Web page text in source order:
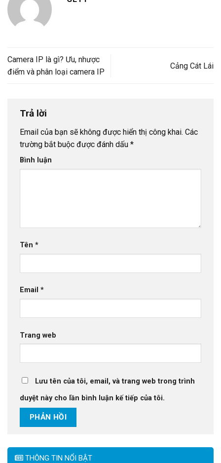
Camera IP là gì? Ưu, nhược
điểm và phân loại camera IP
Cảng Cát Lái
Trả lời
Email của bạn sẽ không được hiển thị công khai. Các
trường bắt buộc được đánh dấu *
Bình luận
Tên *
Email *
Trang web
Lưu tên của tôi, email, và trang web trong trình
duyệt này cho lần bình luận kế tiếp của tôi.
THÔNG TIN NỔI BẬT